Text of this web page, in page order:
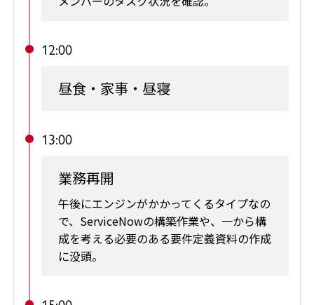
12:00
昼食・家事・昼寝
13:00
業務再開
午後にエンジンがかかってくるタイプなの
で、ServiceNowの構築作業や、一から構
成を考える必要のある要件定義資料の作成
に没頭。